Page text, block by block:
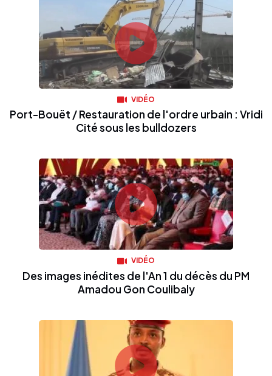
VIDÉO
Port-Bouët / Restauration de l'ordre urbain : Vridi
Cité sous les bulldozers
VIDÉO
Des images inédites de l'An 1 du décès du PM
Amadou Gon Coulibaly